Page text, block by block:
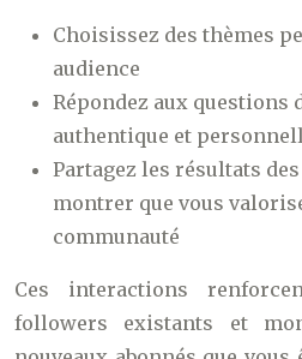
Choisissez des thèmes
audience
Répondez aux questions
authentique et
Partagez les résultats
montrer que vous
communauté
Ces interactions
followers existants et